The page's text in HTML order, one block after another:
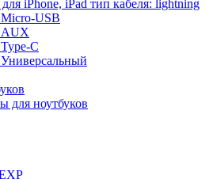
iPhone, iPad тип кабеля: lightning
USB
AUX
C
для ноутбуков